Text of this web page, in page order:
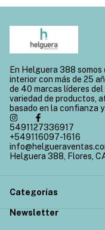
En Helguera 388
interior con más de 25
de 40 marcas líderes
variedad de productos,
basado en la confianza
5491127336917
+549116097-1616
Helguera 388, Flores,
Categorías
Newsletter